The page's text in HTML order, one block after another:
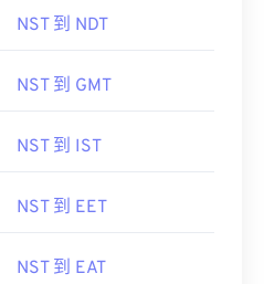
NST 到 NDT
NST 到 GMT
NST 到 IST
NST 到 EET
NST 到 EAT